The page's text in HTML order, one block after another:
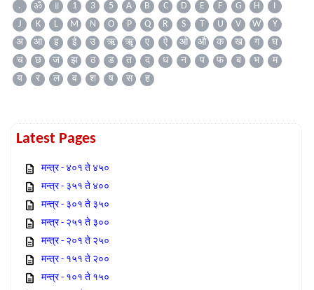
. ॐ ॥ 1 3 5 A B C D E F G H
I
J
K L M N O P Q R S T U V W
Y
अ
आ इ ई उ ऋ ॠ ए ऐ ओ औ क ख ग
घ
च
छ ज झ ठ ड त द ध न प फ ब भ
म
य
र ल व श ष स ह
Latest Pages
मन्त्र - ४०१ ते ४५०
मन्त्र - ३५१ ते ४००
मन्त्र - ३०१ ते ३५०
मन्त्र - २५१ ते ३००
मन्त्र - २०१ ते २५०
मन्त्र - १५१ ते २००
मन्त्र - १०१ ते १५०